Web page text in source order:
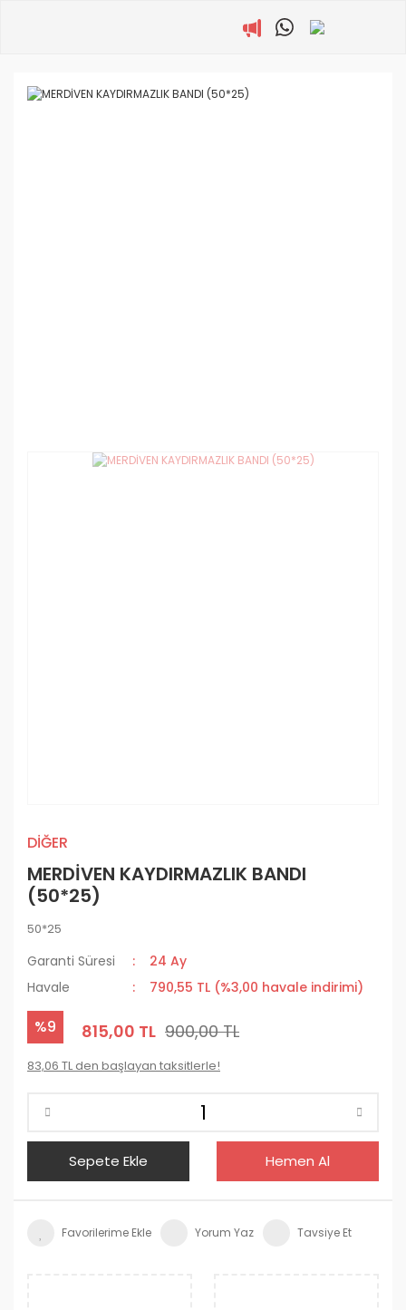
DİĞER
MERDİVEN KAYDIRMAZLIK BANDI
(50*25)
50*25
Garanti Süresi
24 Ay
Havale
790,55 TL (%3,00 havale indirimi)
%9 815,00 TL 900,00 TL
83,06 TL den başlayan taksitlerle!
Sepete Ekle Hemen Al
Yorum Yaz Tavsiye Et